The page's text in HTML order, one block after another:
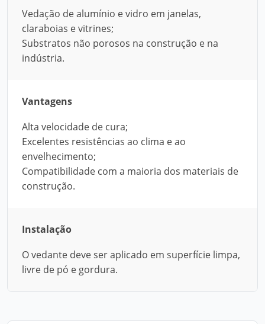
Vedação de alumínio e vidro em janelas,
claraboias e vitrines;
Substratos não porosos na construção e na
indústria.
Vantagens
Alta velocidade de cura;
Excelentes resistências ao clima e ao
envelhecimento;
Compatibilidade com a maioria dos materiais de
construção.
Instalação
O vedante deve ser aplicado em superfície limpa,
livre de pó e gordura.